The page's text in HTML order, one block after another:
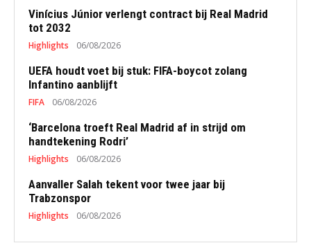
Vinícius Júnior verlengt contract bij Real Madrid
tot 2032
Highlights 06/08/2026
UEFA houdt voet bij stuk: FIFA-boycot zolang
Infantino aanblijft
FIFA 06/08/2026
‘Barcelona troeft Real Madrid af in strijd om
handtekening Rodri’
Highlights 06/08/2026
Aanvaller Salah tekent voor twee jaar bij
Trabzonspor
Highlights 06/08/2026